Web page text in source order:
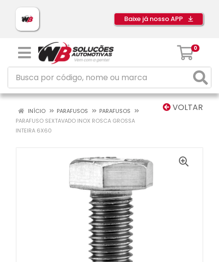
Baixe já nosso APP
0
VOLTAR
INÍCIO PARAFUSOS
PARAFUSOS
PARAFUSO SEXTAVADO INOX ROSCA GROSSA
INTEIRA 6X60